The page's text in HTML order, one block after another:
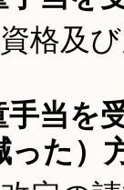
格及
当を
った）